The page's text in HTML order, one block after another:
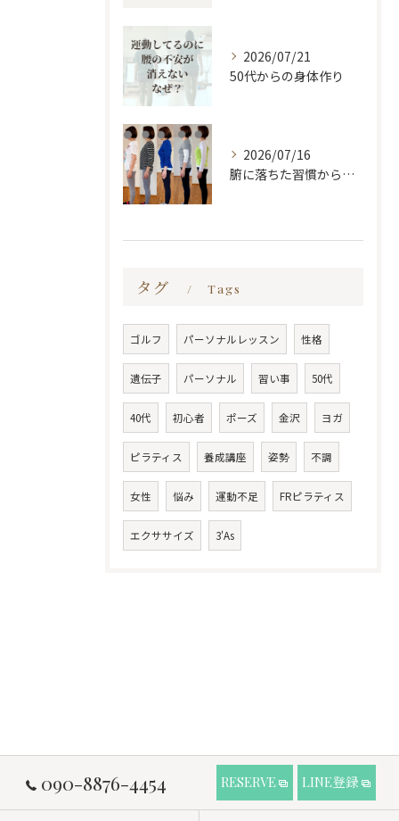
2026/07/21
50代からの身体作り
2026/07/16
腑に落ちた習慣から変わる
タグ Tags
ゴルフ パーソナルレッスン 性格
遺伝子 パーソナル 習い事 50代
40代 初心者 ポーズ 金沢 ヨガ
ピラティス 養成講座 姿勢 不調
女性 悩み 運動不足 FRピラティス
エクササイズ 3'As
090-8876-4454 RESERVE LINE登録